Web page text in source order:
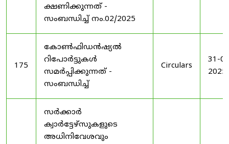
ക്ഷണിക്കുന്നത് -
സംബന്ധിച്ച് നം.02/2025
175
കോൺഫിഡൻഷ്യൽ
റിപോർട്ടുകൾ
സമർപ്പിക്കുന്നത് -
സംബന്ധിച്ച്
Circulars
31-
2025
സർക്കാർ
ക്വാർട്ടേഴ്സുകളുടെ
അധിനിവേശവും